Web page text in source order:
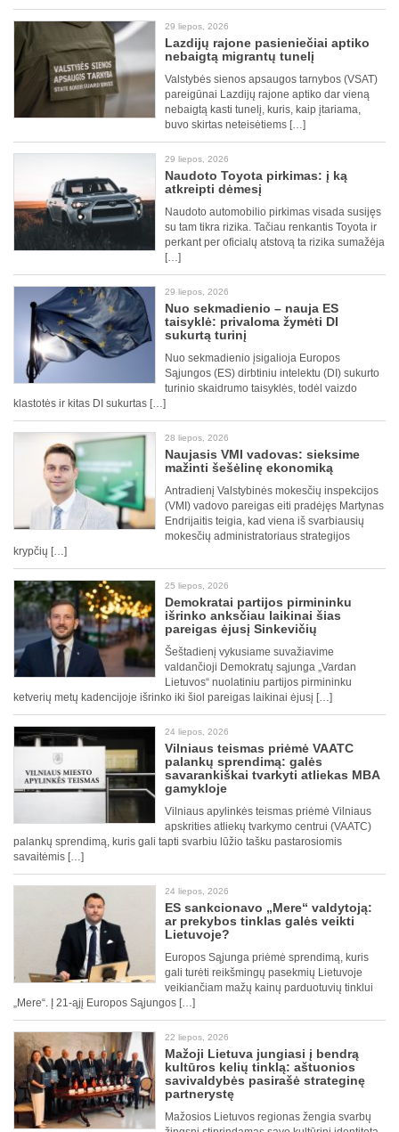
29 liepos, 2026
Lazdijų rajone pasieniečiai aptiko
nebaigtą migrantų tunelį
Valstybės sienos apsaugos tarnybos (VSAT)
pareigūnai Lazdijų rajone aptiko dar vieną
nebaigtą kasti tunelį, kuris, kaip įtariama,
buvo skirtas neteisėtiems […]
29 liepos, 2026
Naudoto Toyota pirkimas: į ką
atkreipti dėmesį
Naudoto automobilio pirkimas visada susijęs
su tam tikra rizika. Tačiau renkantis Toyota ir
perkant per oficialų atstovą ta rizika sumažėja
[…]
29 liepos, 2026
Nuo sekmadienio – nauja ES
taisyklė: privaloma žymėti DI
sukurtą turinį
Nuo sekmadienio įsigalioja Europos
Sąjungos (ES) dirbtiniu intelektu (DI) sukurto
turinio skaidrumo taisyklės, todėl vaizdo
klastotės ir kitas DI sukurtas […]
28 liepos, 2026
Naujasis VMI vadovas: sieksime
mažinti šešėlinę ekonomiką
Antradienį Valstybinės mokesčių inspekcijos
(VMI) vadovo pareigas eiti pradėjęs Martynas
Endrijaitis teigia, kad viena iš svarbiausių
mokesčių administratoriaus strategijos
krypčių […]
25 liepos, 2026
Demokratai partijos pirmininku
išrinko anksčiau laikinai šias
pareigas ėjusį Sinkevičių
Šeštadienį vykusiame suvažiavime
valdančioji Demokratų sąjunga „Vardan
Lietuvos“ nuolatiniu partijos pirmininku
ketverių metų kadencijoje išrinko iki šiol pareigas laikinai ėjusį […]
24 liepos, 2026
Vilniaus teismas priėmė VAATC
palankų sprendimą: galės
savarankiškai tvarkyti atliekas MBA
gamykloje
Vilniaus apylinkės teismas priėmė Vilniaus
apskrities atliekų tvarkymo centrui (VAATC)
palankų sprendimą, kuris gali tapti svarbiu lūžio tašku pastarosiomis
savaitėmis […]
24 liepos, 2026
ES sankcionavo „Mere“ valdytoją:
ar prekybos tinklas galės veikti
Lietuvoje?
Europos Sąjunga priėmė sprendimą, kuris
gali turėti reikšmingų pasekmių Lietuvoje
veikiančiam mažų kainų parduotuvių tinklui
„Mere“. Į 21-ąjį Europos Sąjungos […]
22 liepos, 2026
Mažoji Lietuva jungiasi į bendrą
kultūros kelių tinklą: aštuonios
savivaldybės pasirašė strateginę
partnerystę
Mažosios Lietuvos regionas žengia svarbų